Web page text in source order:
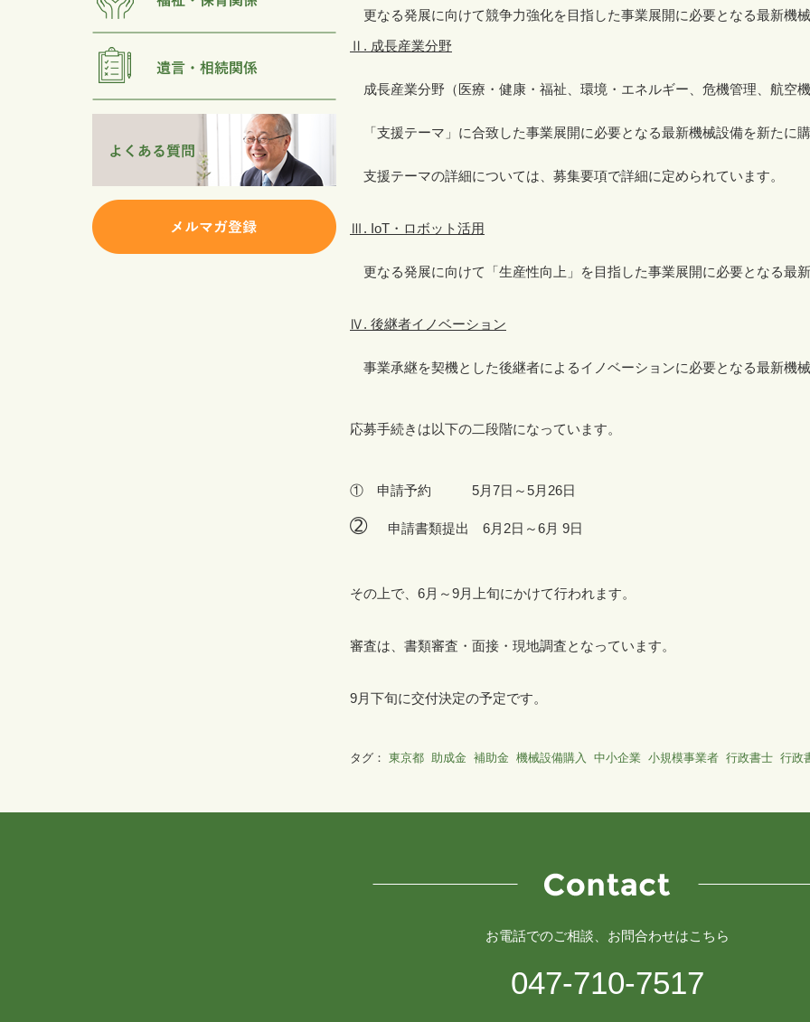
更なる発展に向けて競争力強化を目指した事業展開に必要となる最新機
Ⅱ . 成長産業分野
成長産業分野（医療・健康・福祉、環境・エネルギー、危機管理、航空
「支援テーマ」に合致した事業展開に必要となる最新機械設備を新たに購
支援テーマの詳細については、募集要項で詳細に定められています。
Ⅲ . IoT ・ロボット活用
更なる発展に向けて「生産性向上」を目指した事業展開に必要となる最
Ⅳ. 後継者イノベーション
事業承継を契機とした後継者によるイノベーションに必要となる最新機
応募手続きは以下の二段階になっています。
① 申請予約 5月7日～5月 26日
➁ 申請書類提出 6月 2日～6月 9日
その上で、 6月～9月上旬にかけて行われます。
審査は、書類審査・面接・現地調査となっています。
9月下旬に交付決定の予定です。
タグ： 東京都 助成金 補助金 機械設備購入 中小企業 小規模事業者 行政書士 行政
お電話でのご相談、お問合わせはこちら
047-710-7517